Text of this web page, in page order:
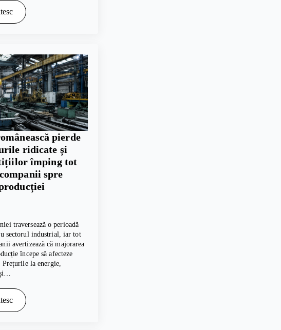
pierde
ridicate și
împing tot
spre
traversează o perioadă
sectorul industrial, iar tot
avertizează că majorarea
începe să afecteze
la energie,